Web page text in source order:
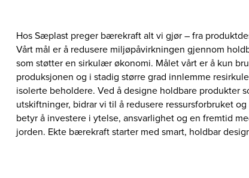
Hos Sæplast preger bærekraft alt vi gjør – fra
Vårt mål er å redusere miljøpåvirkningen gjennom
som støtter en sirkulær økonomi. Målet vårt er å kun
produksjonen og i stadig større grad innlemme
isolerte beholdere. Ved å designe holdbare produkter
utskiftninger, bidrar vi til å redusere ressursforbruket
betyr å investere i ytelse, ansvarlighet og en fremtid
jorden. Ekte bærekraft starter med smart, holdbar